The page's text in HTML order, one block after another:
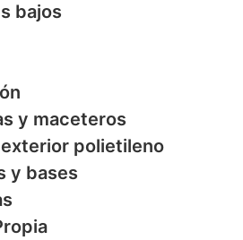
bajos
y maceteros
polietileno
y bases